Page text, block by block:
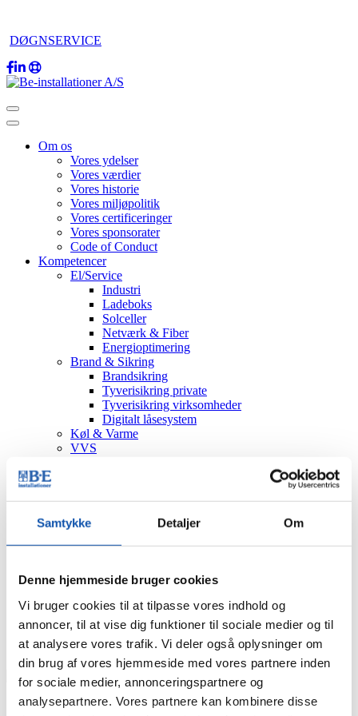
Samtykke Detaljer Om
Denne hjemmeside bruger cookies
Vi bruger cookies til at tilpasse vores indhold og
annoncer, til at vise dig funktioner til sociale medier og til
at analysere vores trafik. Vi deler også oplysninger om
din brug af vores hjemmeside med vores partnere inden
for sociale medier, annonceringspartnere og
analysepartnere. Vores partnere kan kombinere disse
DØGNSERVICE
Om os
Vores ydelser
Vores værdier
Vores historie
Vores miljøpolitik
Vores certificeringer
Vores sponsorater
Code of Conduct
Kompetencer
El/Service
Industri
Ladeboks
Solceller
Netværk & Fiber
Energioptimering
Brand & Sikring
Brandsikring
Tyverisikring private
Tyverisikring virksomheder
Digitalt låsesystem
Køl & Varme
VVS
Serviceeftersyn
Nyheder
Job
Kontakt
Viborg
Døgnservice
Tilbud
Tekniker
Eftersyn
Produkt
Du er her: